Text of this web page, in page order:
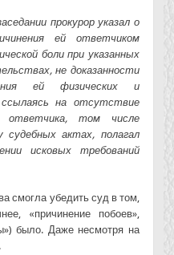
прокурор указал о
ей ответчиком
боли при указанных
не доказанности
ей физических и
на отсутствие
ответчика, том числе
судебных актах, полагал
исковых требований
смогла убедить суд в том,
«причинение побоев»,
было. Даже несмотря на